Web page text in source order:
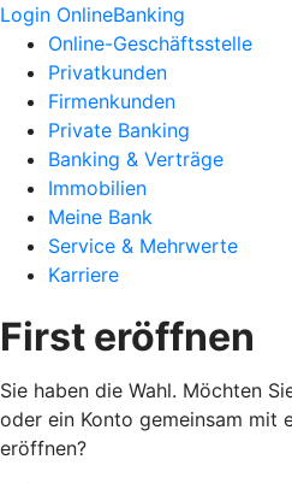
Login OnlineBanking
Online-Geschäftsstelle
Privatkunden
Firmenkunden
Private Banking
Banking & Verträge
Immobilien
Meine Bank
Service & Mehrwerte
Karriere
First eröffnen
Sie haben die Wahl. Möchten
oder ein Konto gemeinsam mit
eröffnen?